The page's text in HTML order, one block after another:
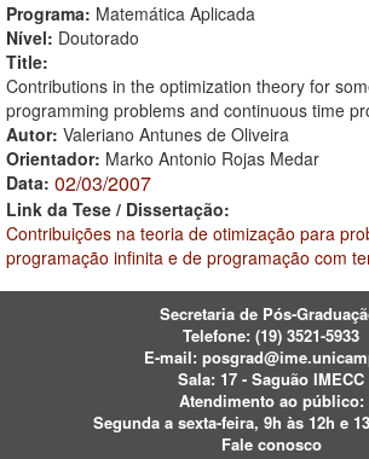
Programa: Matemática Aplicada
Nível: Doutorado
Title:
Contributions in the optimization theory for
programming problems and continuous time
Autor: Valeriano Antunes de Oliveira
Orientador: Marko Antonio Rojas Medar
Data: 02/03/2007
Link da Tese / Dissertação:
Contribuições na teoria de otimização para
programação infinita e de programação com
Secretaria de Pós-
Telefone: (19) 3521-5933
E-mail:
Sala: 17 - Saguão IMECC
Atendimento ao público:
Segunda a sexta-feira, 9h às 12h e
Fale conosco